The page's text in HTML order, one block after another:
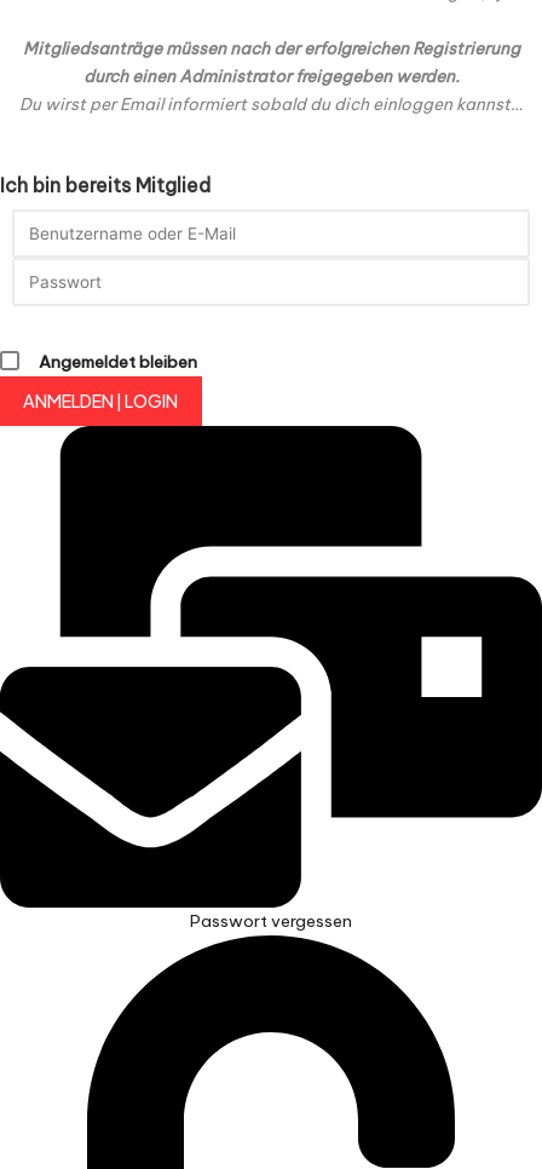
Mitgliedsanträge müssen nach der erfolgreichen Registrierung
durch einen Administrator freigegeben werden.
Du wirst per Email informiert sobald du dich einloggen kannst…
Ich bin bereits Mitglied
Angemeldet bleiben
Passwort vergessen